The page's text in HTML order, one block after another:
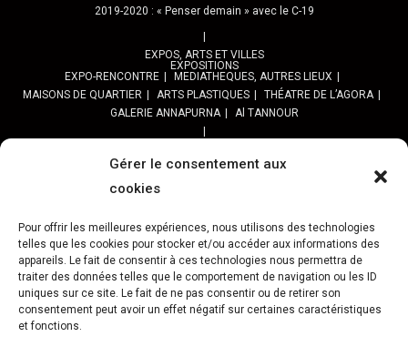
Gérer le consentement aux
cookies
Pour offrir les meilleures expériences, nous utilisons des technologies
telles que les cookies pour stocker et/ou accéder aux informations des
appareils. Le fait de consentir à ces technologies nous permettra de
traiter des données telles que le comportement de navigation ou les ID
uniques sur ce site. Le fait de ne pas consentir ou de retirer son
consentement peut avoir un effet négatif sur certaines caractéristiques
et fonctions.
2019-2020 : « Penser demain » avec le C-19
EXPOS, ARTS ET VILLES
EXPOSITIONS
EXPO-RENCONTRE
MEDIATHEQUES, AUTRES LIEUX
MAISONS DE QUARTIER
ARTS PLASTIQUES
THÉATRE DE L’AGORA
GALERIE ANNAPURNA
Al TANNOUR
PPROGRAMME DES BALADES URBAINES 2025
Programme SORTIES URBAN SKETCHER 2024-2025 :
Archives URBAN SKETCHERS ESSONNE
ATELIERS CULTURELS STREET ART JEU URBAIN « JeSuisMaVille »
L’ASSOCIATION